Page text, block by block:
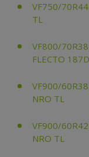
VF750/
TL
VF800/
FLECTO
VF900/
NRO TL
VF900/
NRO TL